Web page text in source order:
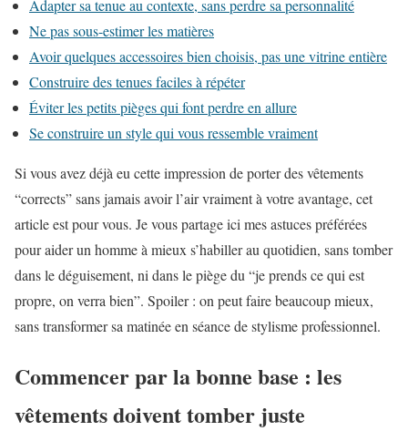
Adapter sa tenue au contexte, sans perdre sa personnalité
Ne pas sous-estimer les matières
Avoir quelques accessoires bien choisis, pas une vitrine entière
Construire des tenues faciles à répéter
Éviter les petits pièges qui font perdre en allure
Se construire un style qui vous ressemble vraiment
Si vous avez déjà eu cette impression de porter des vêtements
“corrects” sans jamais avoir l’air vraiment à votre avantage, cet
article est pour vous. Je vous partage ici mes astuces préférées
pour aider un homme à mieux s’habiller au quotidien, sans tomber
dans le déguisement, ni dans le piège du “je prends ce qui est
propre, on verra bien”. Spoiler : on peut faire beaucoup mieux,
sans transformer sa matinée en séance de stylisme professionnel.
Commencer par la bonne base : les
vêtements doivent tomber juste